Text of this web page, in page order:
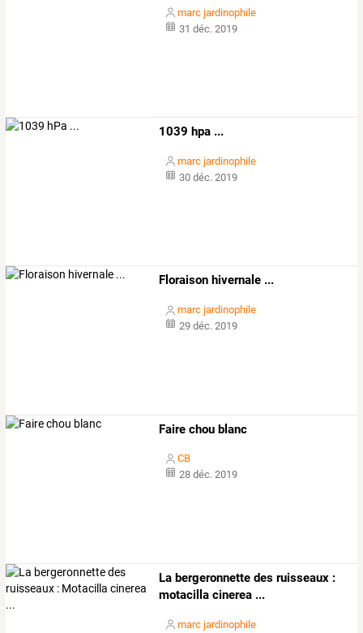
marc jardinophile
31 déc. 2019
1039 hpa ...
marc jardinophile
30 déc. 2019
Floraison hivernale ...
marc jardinophile
29 déc. 2019
Faire chou blanc
CB
28 déc. 2019
La bergeronnette des ruisseaux :
motacilla cinerea ...
marc jardinophile